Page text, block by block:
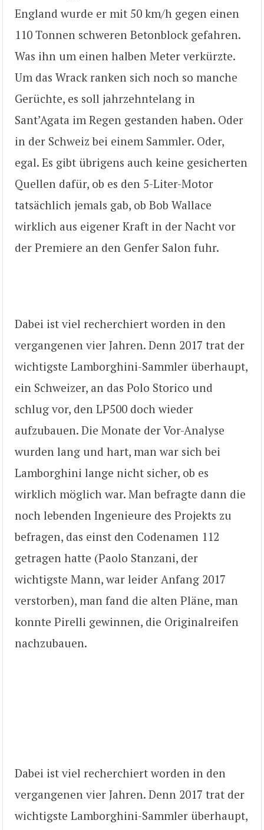
England wurde er mit 50 km/h gegen einen
110 Tonnen schweren Betonblock gefahren.
Was ihn um einen halben Meter verkürzte.
Um das Wrack ranken sich noch so manche
Gerüchte, es soll jahrzehntelang in
Sant’Agata im Regen gestanden haben. Oder
in der Schweiz bei einem Sammler. Oder,
egal. Es gibt übrigens auch keine gesicherten
Quellen dafür, ob es den 5-Liter-Motor
tatsächlich jemals gab, ob Bob Wallace
wirklich aus eigener Kraft in der Nacht vor
der Premiere an den Genfer Salon fuhr.
Dabei ist viel recherchiert worden in den
vergangenen vier Jahren. Denn 2017 trat der
wichtigste Lamborghini-Sammler überhaupt,
ein Schweizer, an das Polo Storico und
schlug vor, den LP500 doch wieder
aufzubauen. Die Monate der Vor-Analyse
wurden lang und hart, man war sich bei
Lamborghini lange nicht sicher, ob es
wirklich möglich war. Man befragte dann die
noch lebenden Ingenieure des Projekts zu
befragen, das einst den Codenamen 112
getragen hatte (Paolo Stanzani, der
wichtigste Mann, war leider Anfang 2017
verstorben), man fand die alten Pläne, man
konnte Pirelli gewinnen, die Originalreifen
nachzubauen.
Dabei ist viel recherchiert worden in den
vergangenen vier Jahren. Denn 2017 trat der
wichtigste Lamborghini-Sammler überhaupt,